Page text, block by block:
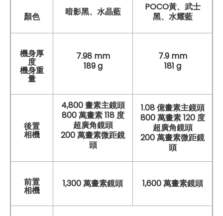
顏色 暗影黑、水晶藍
POCO黃、武士
黑、水耀藍
機身厚
度
機身重
量
7.98 mm
189 g
7.9 mm
181 g
後置
相機
4,800 畫素主鏡頭
800 萬畫素 118 度
超廣角鏡頭
200 萬畫素微距鏡
頭
1.08 億畫素主鏡頭
800 萬畫素 120 度
超廣角鏡頭
200 萬畫素微距鏡
頭
前置
相機
1,300 萬畫素鏡頭 1,600 萬畫素鏡頭